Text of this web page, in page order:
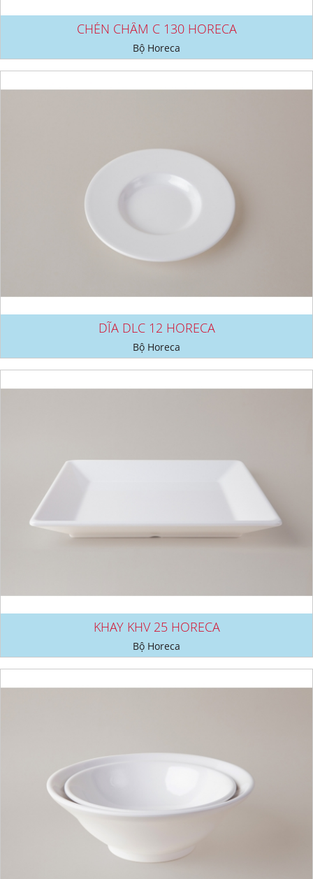
CHÉN CHẤM C 130 HORECA
Bộ Horeca
DĨA DLC 12 HORECA
Bộ Horeca
KHAY KHV 25 HORECA
Bộ Horeca